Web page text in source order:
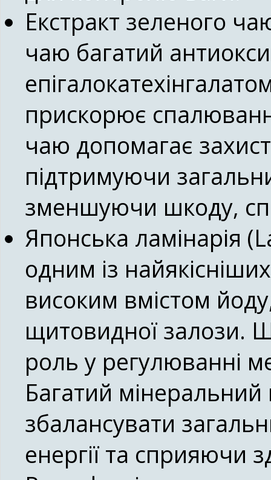
Екстракт зеленого
чаю багатий
прискорює
чаю допомагає
підтримуючи
зменшуючи шкоду,
Японська ламінарія
одним із
високим вмістом
щитовидної залози.
роль у регулюванні
Багатий мінеральний
збалансувати
енергії та сприяючи